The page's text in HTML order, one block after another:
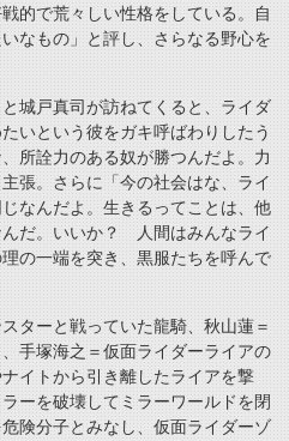
的で荒々しい性格をしている。自
なもの」と評し、さらなる野心を
城戸真司が訪ねてくると、ライダ
いという彼をガキ呼ばわりしたう
所詮力のある奴が勝つんだよ。力
張。さらに「今の社会はな、ライ
なんだよ。生きるってことは、他
んだ。いいか？ 人間はみんなライ
の一端を突き、黒服たちを呼んで
ターと戦っていた龍騎、秋山蓮＝
手塚海之＝仮面ライダーライアの
イトから引き離したライアを撃
ーを破壊してミラーワールドを閉
険分子とみなし、仮面ライダーゾ